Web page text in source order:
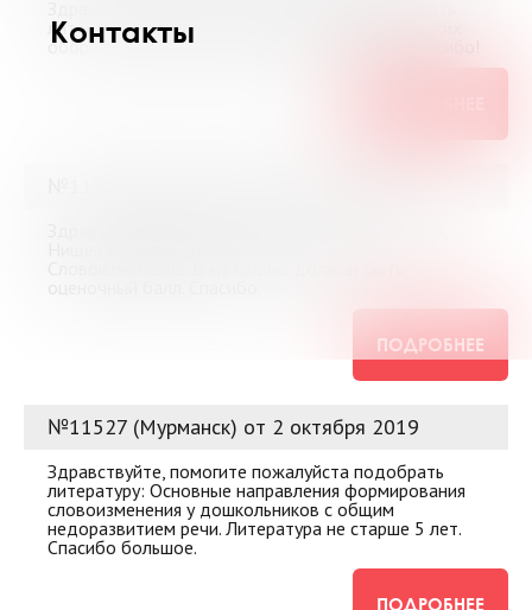
Контакты
литературу к теме "Зоонимы во фразеологических
оборотах. Языковая картина мира". Заранее спасибо!
оценочный балл. Спасибо.
ПОДРОБНЕЕ
№11527 (Мурманск) от 2 октября 2019
Здравствуйте, помогите пожалуйста подобрать
литературу: Основные направления формирования
словоизменения у дошкольников с общим
недоразвитием речи. Литература не старше 5 лет.
Спасибо большое.
ПОДРОБНЕЕ